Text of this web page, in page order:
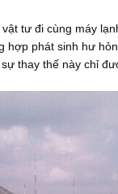
tư đi cùng máy
phát sinh hư
thay thế này chỉ